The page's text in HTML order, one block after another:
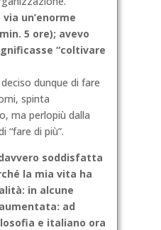
un’enorme
5 ore); avevo
“coltivare
dunque di fare
spinta
ma perlopiù dalla
“fare di più”.
soddisfatta
la mia vita ha
in alcune
ad
e italiano ora